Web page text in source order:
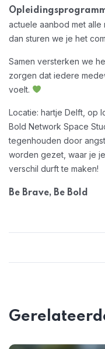
actuele aanbod met alle
dan sturen we je het
Samen versterken we
zorgen dat iedere
voelt.
Locatie: hartje Delft, op
Bold Network Space
tegenhouden door
worden gezet, waar je
verschil durft te maken!
Be Brave, Be Bold